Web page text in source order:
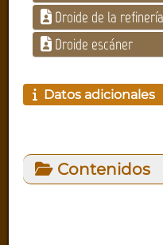
Droide de la refinería
Droide escáner
Datos adicionales
Contenidos